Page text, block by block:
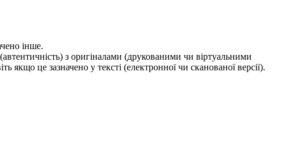
інше.
з оригіналами (друкованими чи віртуальними
якщо це зазначено у тексті (електронної чи сканованої версії).